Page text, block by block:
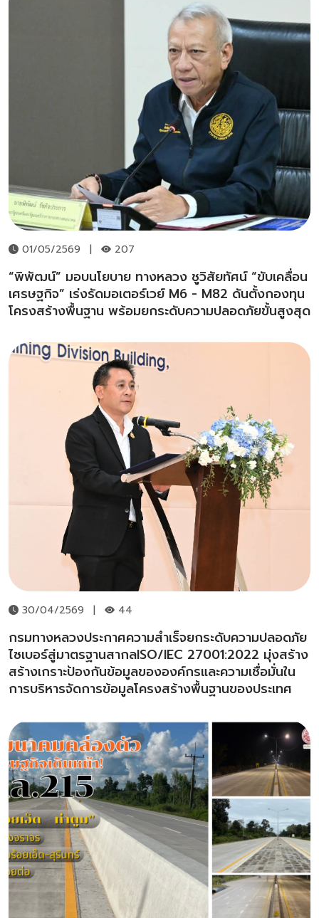
01/05/2569 | 207
“พิพัฒน์” มอบนโยบาย ทางหลวง ชูวิสัยทัศน์ “ขับเคลื่อน
เศรษฐกิจ” เร่งรัดมอเตอร์เวย์ M6 - M82 ดันตั้งกองทุน
โครงสร้างพื้นฐาน พร้อมยกระดับความปลอดภัยขั้นสูงสุด
30/04/2569 | 44
กรมทางหลวงประกาศความสำเร็จยกระดับความปลอดภัย
ไซเบอร์สู่มาตรฐานสากลISO/IEC 27001:2022 มุ่งสร้าง
สร้างเกราะป้องกันข้อมูลขององค์กรและความเชื่อมั่นใน
การบริหารจัดการข้อมูลโครงสร้างพื้นฐานของประเทศ